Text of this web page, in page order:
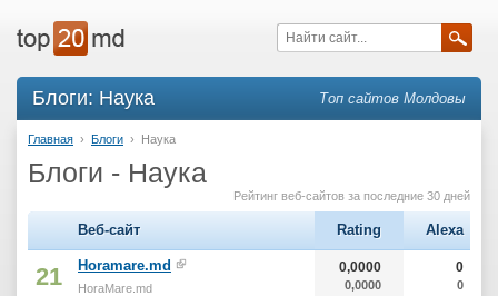
Блоги: Наука Топ сайтов Молдовы
Главная › Блоги › Наука
Блоги - Наука
Рейтинг веб-сайтов за последние 30 дней
Веб-сайт Rating Alexa
21 Horamare.md
HoraMare.md
0,0000
0,0000
0
0